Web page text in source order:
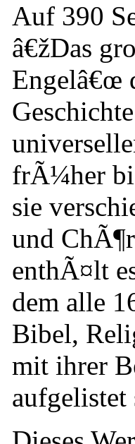
Auf 390
â€žDas
Engelâ€œ
frÃ¼her
sie
und
enthÃ¤lt
dem alle
Bibel,
mit ihrer
aufgelistet